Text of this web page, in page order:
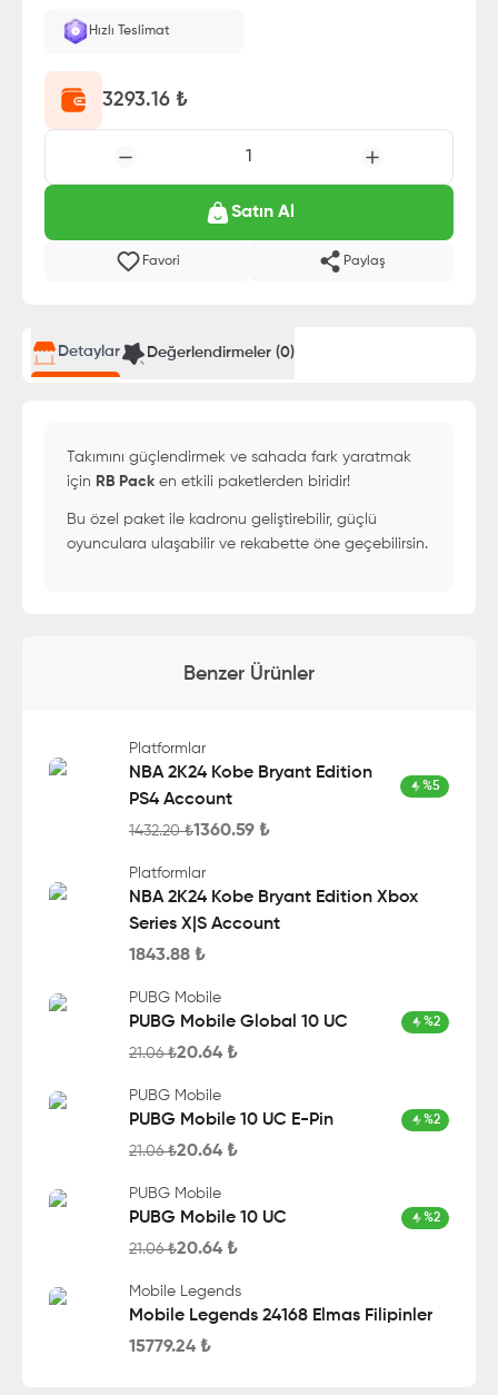
Hızlı Teslimat
3293.16 ₺
1
Satın Al
Favori Paylaş
Detaylar Değerlendirmeler (0)
Takımını güçlendirmek ve sahada fark yaratmak
için RB Pack en etkili paketlerden biridir!
Bu özel paket ile kadronu geliştirebilir, güçlü
oyunculara ulaşabilir ve rekabette öne geçebilirsin.
Benzer Ürünler
Platformlar
NBA 2K24 Kobe Bryant Edition
PS4 Account
%5
1432.20₺1360.59 ₺
Platformlar
NBA 2K24 Kobe Bryant Edition Xbox
Series X|S Account
1843.88 ₺
PUBG Mobile
PUBG Mobile Global 10 UC %2
21.06₺20.64 ₺
PUBG Mobile
PUBG Mobile 10 UC E-Pin %2
21.06₺20.64 ₺
PUBG Mobile
PUBG Mobile 10 UC %2
21.06₺20.64 ₺
Mobile Legends
Mobile Legends 24168 Elmas Filipinler
15779.24 ₺